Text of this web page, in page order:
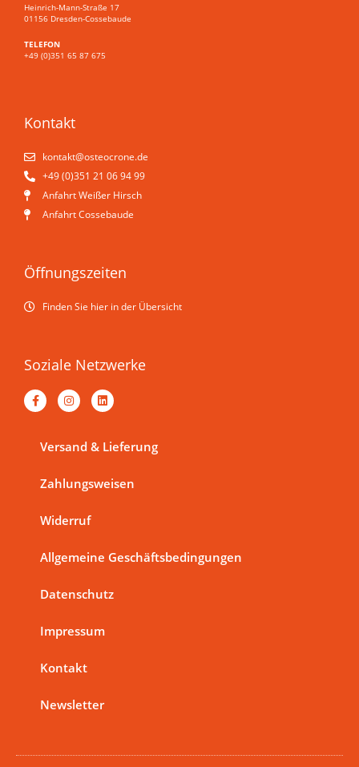
Heinrich-Mann-Straße 17
01156 Dresden-Cossebaude
TELEFON
+49 (0)351 65 87 675
Kontakt
kontakt@osteo­crone.de
+49 (0)351 21 06 94 99
Anfahrt Weißer Hirsch
Anfahrt Cossebaude
Öffnungszeiten
Finden Sie hier in der Übersicht
Soziale Netzwerke
F
a
c
I
n
s
g
m
L
i
n
d
Versand & Lieferung
Zahlungsweisen
Widerruf
Allgemeine Geschäftsbedingungen
Datenschutz
Impressum
Kontakt
Newsletter